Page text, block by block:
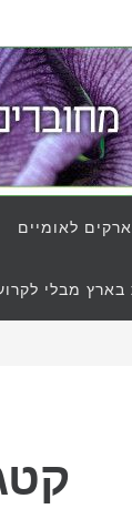
לאומיים
בארץ מבלי